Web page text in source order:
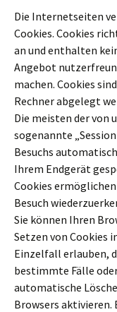
Die Internetseiten
Cookies. Cookies
an und enthalten
Angebot
machen. Cookies
Rechner abgelegt
Die meisten der von
sogenannte
Besuchs
Ihrem Endgerät
Cookies
Besuch
Sie können Ihren
Setzen von Cookies
Einzelfall erlauben,
bestimmte Fälle
automatische
Browsers aktivieren.